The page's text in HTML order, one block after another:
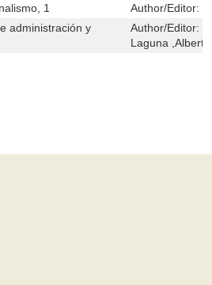
1
Author/Editor:
administración y
Author/Editor:
Laguna